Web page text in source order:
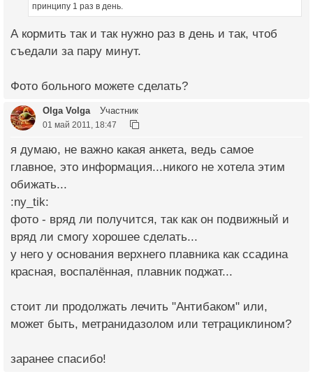
принципу 1 раз в день.
А кормить так и так нужно раз в день и так, чтоб
съедали за пару минут.
Фото больного можете сделать?
Olga Volga Участник
01 май 2011, 18:47
я думаю, не важно какая анкета, ведь самое
главное, это информация...никого не хотела этим
обижать...
:ny_tik:
фото - вряд ли получится, так как он подвижный и
вряд ли смогу хорошее сделать...
у него у основания верхнего плавника как ссадина
красная, воспалённая, плавник поджат...
стоит ли продолжать лечить "Антибаком" или,
может быть, метранидазолом или тетрациклином?
заранее спасибо!